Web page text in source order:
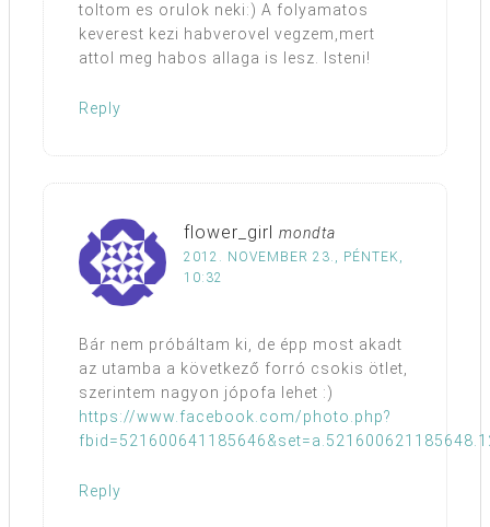
toltom es orulok neki:) A folyamatos
keverest kezi habverovel vegzem,mert
attol meg habos allaga is lesz. Isteni!
Reply
flower_girl mondta
2012. NOVEMBER 23., PÉNTEK,
10:32
Bár nem próbáltam ki, de épp most akadt
az utamba a következő forró csokis ötlet,
szerintem nagyon jópofa lehet :)
https://www.facebook.com/photo.php?
Reply